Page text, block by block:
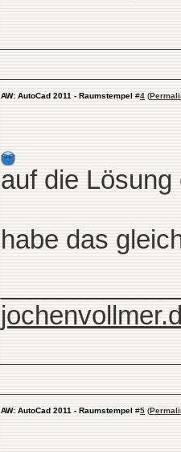
AW: AutoCad 2011 - Raumstempel #4 (
auf die
habe das
AW: AutoCad 2011 - Raumstempel #5 (